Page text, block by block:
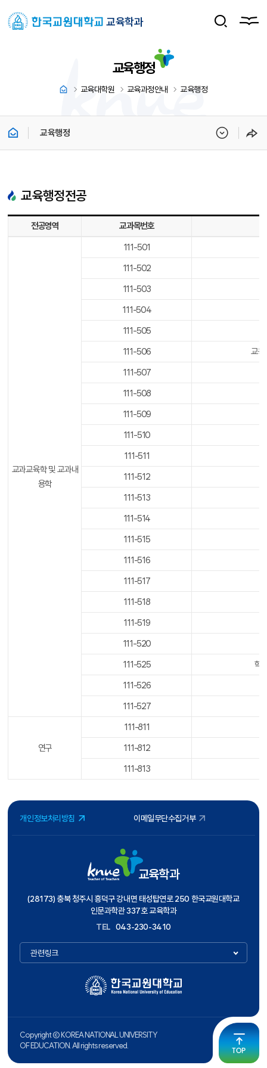
교육학과
교육행정
교육대학원 교육과정안내 교육행정
교육행정
교육행정전공
전공영역 교과목번호
교과교육학 및 교과내
용학
111-501
111-502
111-503
111-504
111-505
111-506
교
111-507
111-508
111-509
111-510
111-511
111-512
111-513
111-514
111-515
111-516
111-517
111-518
111-519
111-520
111-525
학
111-526
111-527
연구
111-811
111-812
111-813
개인정보처리방침 이메일무단수집거부
교육학과
(28173) 충북 청주시 흥덕구 강내면 태성탑연로 250 한국교원대학교
인문과학관 337호 교육학과
TEL 043-230-3410
관련링크
Copyright ⓒ KOREA NATIONAL UNIVERSITY
OF EDUCATION. All rights reserved.
TOP